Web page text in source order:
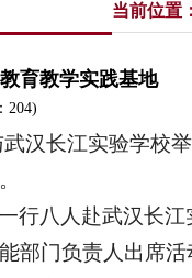
当前位置
育教学实践基地
204)
汉长江实验学校
行八人赴武汉长
部门负责人出席活